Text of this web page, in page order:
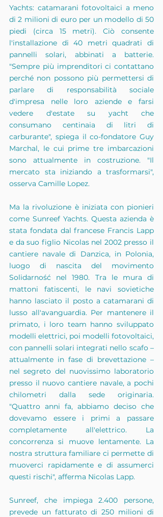
Yachts: catamarani fotovoltaici a meno
di 2 milioni di euro per un modello di 50
piedi (circa 15 metri). Ciò consente
l'installazione di 40 metri quadrati di
pannelli solari, abbinati a batterie.
"Sempre più imprenditori ci contattano
perché non possono più permettersi di
parlare di responsabilità sociale
d'impresa nelle loro aziende e farsi
vedere d'estate su yacht che
consumano centinaia di litri di
carburante", spiega il co-fondatore Guy
Marchal, le cui prime tre imbarcazioni
sono attualmente in costruzione. "Il
mercato sta iniziando a trasformarsi",
osserva Camille Lopez.
Ma la rivoluzione è iniziata con pionieri
come Sunreef Yachts. Questa azienda è
stata fondata dal francese Francis Lapp
e da suo figlio Nicolas nel 2002 presso il
cantiere navale di Danzica, in Polonia,
luogo di nascita del movimento
Solidarność nel 1980. Tra le mura di
mattoni fatiscenti, le navi sovietiche
hanno lasciato il posto a catamarani di
lusso all'avanguardia. Per mantenere il
primato, i loro team hanno sviluppato
modelli elettrici, poi modelli fotovoltaici,
con pannelli solari integrati nello scafo –
attualmente in fase di brevettazione –
nel segreto del nuovissimo laboratorio
presso il nuovo cantiere navale, a pochi
chilometri dalla sede originaria.
"Quattro anni fa, abbiamo deciso che
dovevamo essere i primi a passare
completamente all'elettrico. La
concorrenza si muove lentamente. La
nostra struttura familiare ci permette di
muoverci rapidamente e di assumerci
questi rischi", afferma Nicolas Lapp.
Sunreef, che impiega 2.400 persone,
prevede un fatturato di 250 milioni di